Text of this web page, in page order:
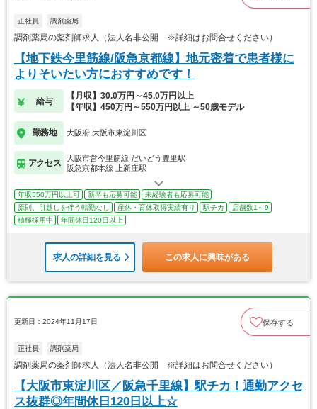
正社員 調剤薬局
調剤薬局の薬剤師求人（法人名非公開 ※詳細はお問合せください）
【地下鉄今里筋線/阪急京都線】地元密着で患者様に
よりそいたい方におすすめです！
給与
【月収】30.0万円～45.0万円以上
【年収】450万円～550万円以上 ～50歳モデル
勤務地 大阪府 大阪市東淀川区
アクセス
大阪市営今里筋線 だいどう豊里駅
阪急京都本線 上新庄駅
年収550万円以上可 新卒も応募可能
未経験者も応募可能
原則、引越しを伴う転勤なし
産休・育休取得実績有り 駅チカ
店舗数1～9
積極採用中
年間休日120日以上
求人の詳細を見る この求人に興味がある
更新日：2024年11月17日 保存する
正社員 調剤薬局
調剤薬局の薬剤師求人（法人名非公開 ※詳細はお問合せください）
【大阪市東淀川区／阪急千里線】駅チカ！通勤アクセ
ス抜群◎年間休日120日以上☆